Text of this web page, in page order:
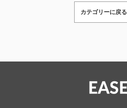
カテゴリーに戻る